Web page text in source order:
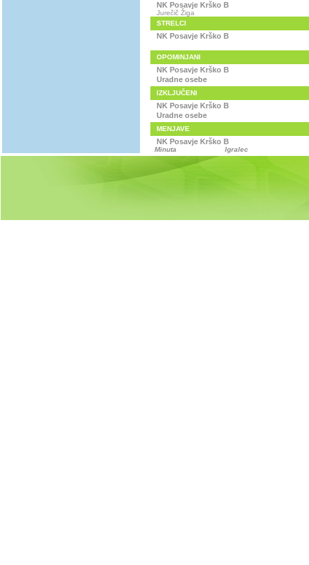
NK Posavje Krško B
Jurečič Žiga
STRELCI
NK Posavje Krško B
OPOMINJANI
NK Posavje Krško B
Uradne osebe
IZKLJUČENI
NK Posavje Krško B
Uradne osebe
MENJAVE
NK Posavje Krško B
Minuta Igralec